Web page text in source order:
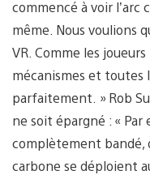
commencé à voir
même. Nous voulions
VR. Comme les
mécanismes et
parfaitement. » Rob
ne soit épargné : « Par
complètement bandé,
carbone se déploient